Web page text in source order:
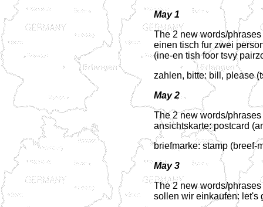
May 1
The 2 new words/
einen tisch fur zwei
(ine-en tish foor tsvy
zahlen, bitte: bill, please
May 2
The 2 new words/
ansichtskarte: postcard
briefmarke: stamp (breef-
May 3
The 2 new words/
sollen wir einkaufen: let's